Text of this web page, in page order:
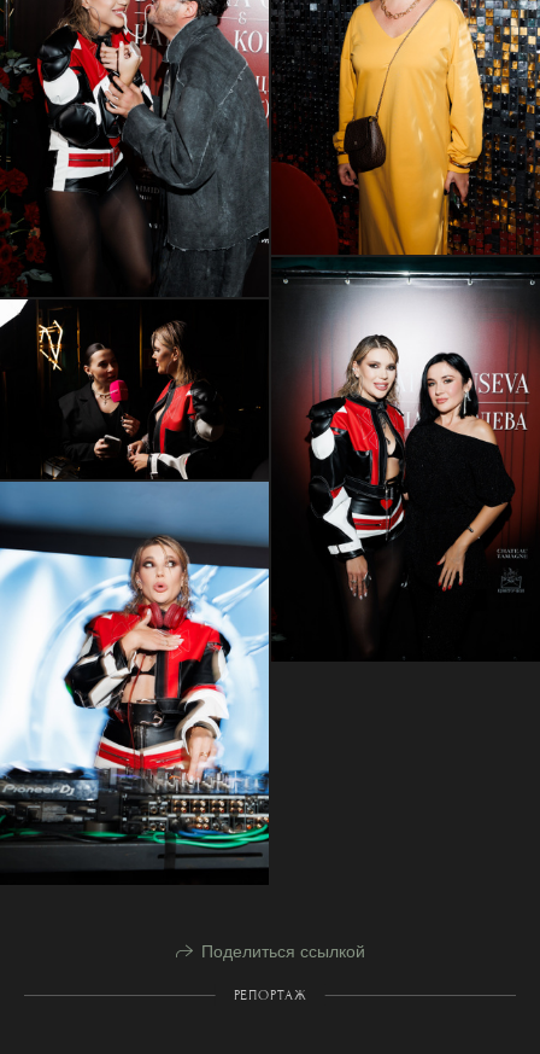
Поделиться ссылкой
РЕПОРТАЖ